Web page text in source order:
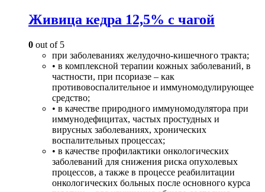
Живица кедра 12,5% с чагой
0 out of 5
при заболеваниях желудочно-кишечного тракта;
• в комплексной терапии кожных заболеваний, в
частности, при псориазе – как
противовоспалительное и иммуномодулирующее
средство;
• в качестве природного иммуномодулятора при
иммунодефицитах, частых простудных и
вирусных заболеваниях, хронических
воспалительных процессах;
• в качестве профилактики онкологических
заболеваний для снижения риска опухолевых
процессов, а также в процессе реабилитации
онкологических больных после основного курса